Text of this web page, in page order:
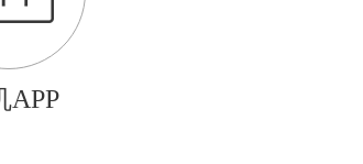
APP